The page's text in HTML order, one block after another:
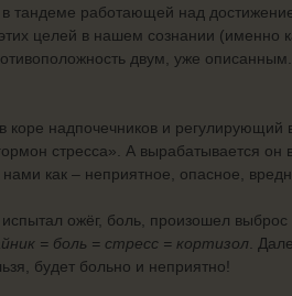
тандеме работающей над
целей в нашем сознании (именно
двум, уже
надпочечников и регулирующий
стресса». А вырабатывается он
как – неприятное, опасное,
ожёг, боль, произошел выброс
= боль = стресс = кортизол.
будет больно и неприятно!